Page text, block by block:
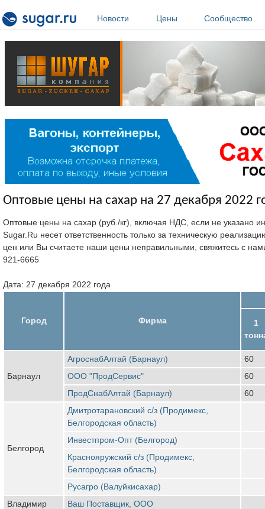
Новости
Цены Сообщество
Оптовые цены на сахар на 27 декабря 2022
Оптовые цены на сахар (руб./кг), включая НДС, если не указано
Sugar.Ru несет ответственность только за техническую
цен или Вы считаете наши цены неправильными, свяжитесь с
921-6665
Дата: 27 декабря 2022 года
Город Фирма
1
Барнаул
АгроснабАлтай (Барнаул)
60
ООО "ПродСервис"
60
ПродСнабАлтай (Барнаул)
60
Белгород
Дмитротарановский с/з (Продимекс,
Белгородская область)
Инвестпром-Опт (Белгород)
Краснояружский с/з (Продимекс,
Белгородская область)
Русагро (Валуйкисахар)
Владимир
Ваш Поставщик, ООО